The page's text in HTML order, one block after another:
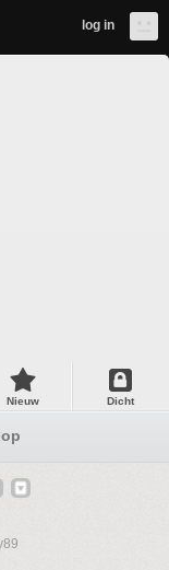
log in
Nieuw Dicht